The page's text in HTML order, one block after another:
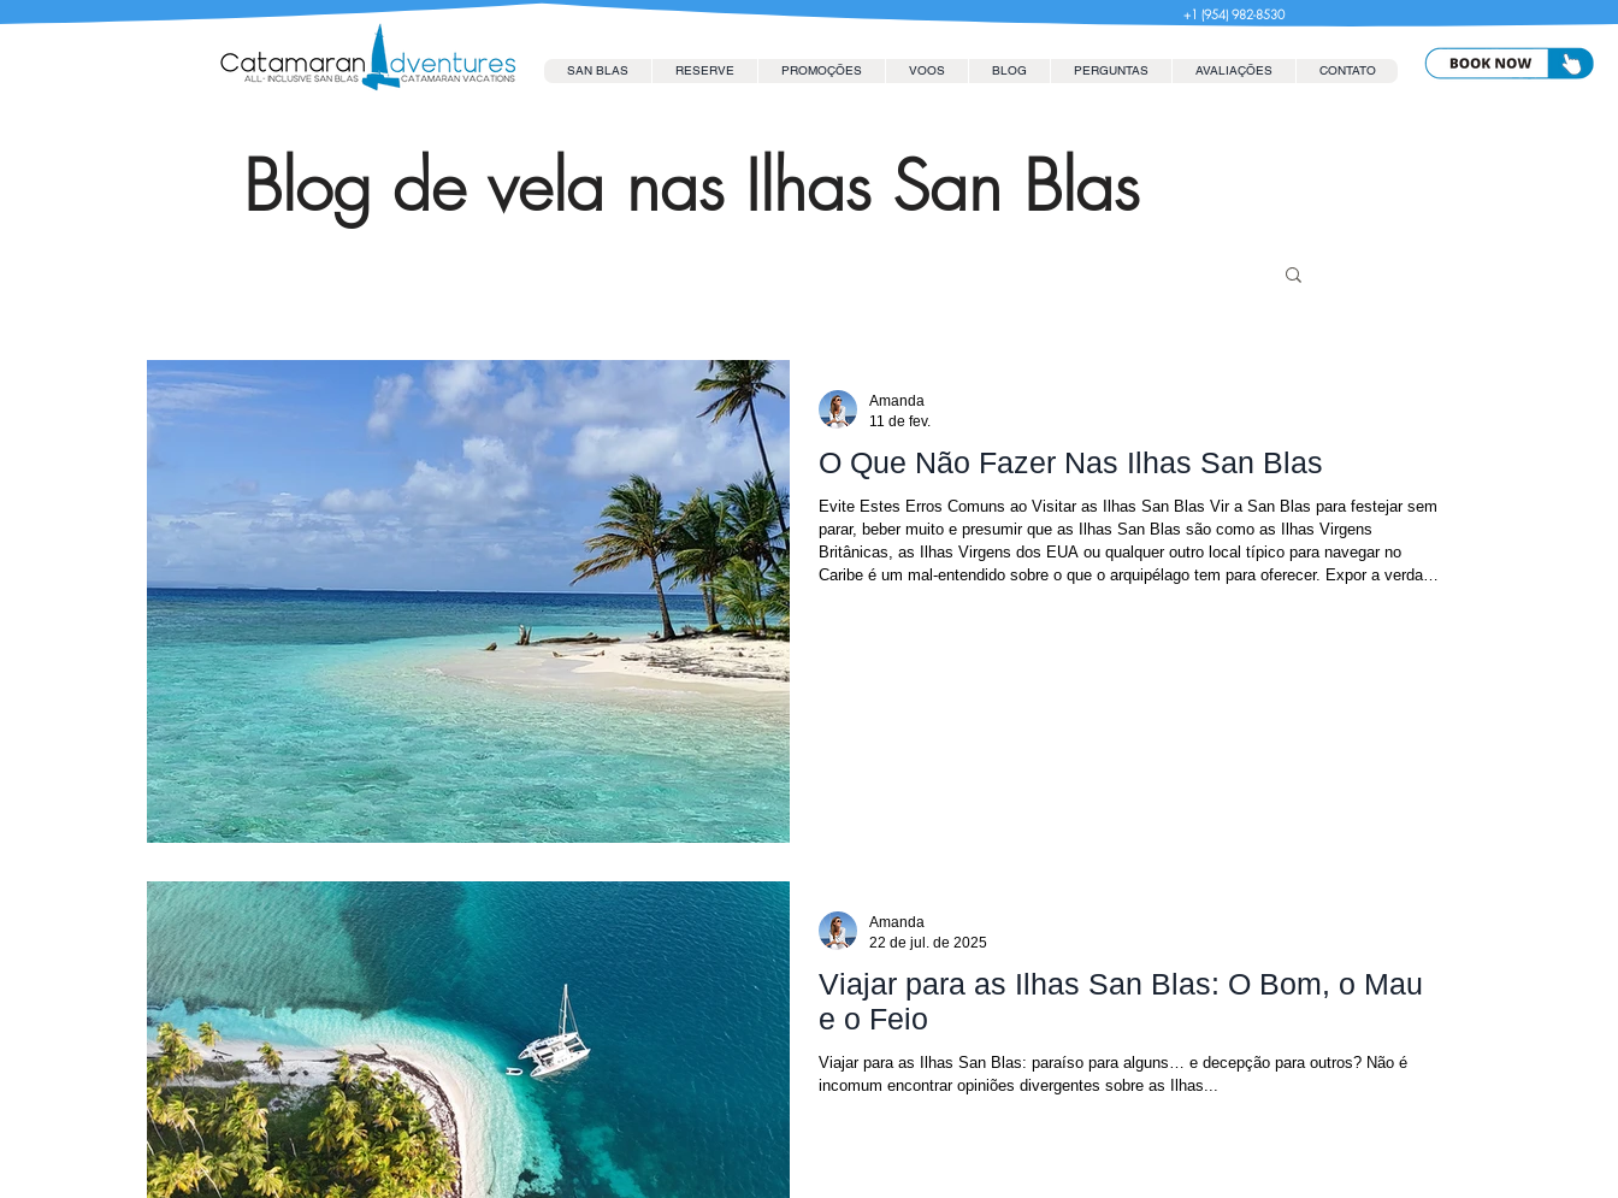
+1 (954) 982-8530
SAN BLAS RESERVE PROMOÇÕES VOOS BLOG PERGUNTAS AVALIAÇÕES CONTATO
Blog de vela nas Ilhas San Blas
O Que Não Fazer Nas Ilhas San Blas
Evite Estes Erros Comuns ao Visitar as Ilhas San Blas Vir a San Blas para festejar sem
parar, beber muito e presumir que as Ilhas San Blas são como as Ilhas Virgens
Britânicas, as Ilhas Virgens dos EUA ou qualquer outro local típico para navegar no
Caribe é um mal-entendido sobre o que o arquipélago tem para oferecer. Expor a verdade
Amanda
11 de fev.
Viajar para as Ilhas San Blas: O Bom, o Mau
e o Feio
Viajar para as Ilhas San Blas: paraíso para alguns… e decepção para outros? Não é
incomum encontrar opiniões divergentes sobre as Ilhas...
Amanda
22 de jul. de 2025